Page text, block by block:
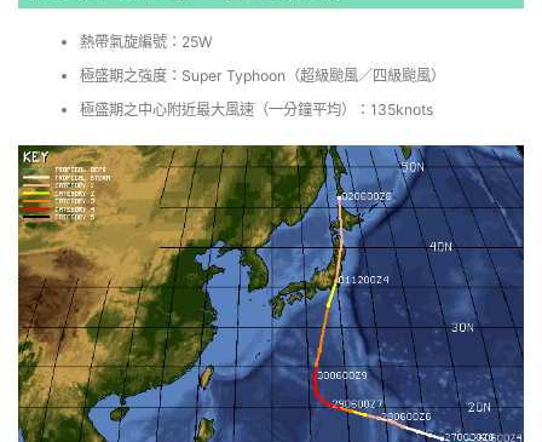
熱帶氣旋編號：25W
極盛期之強度：Super Typhoon（超級颱風／四級颱風）
極盛期之中心附近最大風速（一分鐘平均）：135knots